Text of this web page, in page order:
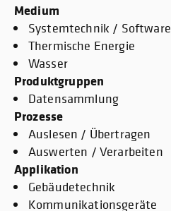
Medium
Systemtechnik / Software
Thermische Energie
Wasser
Produktgruppen
Datensammlung
Prozesse
Auslesen / Übertragen
Auswerten / Verarbeiten
Applikation
Gebäudetechnik
Kommunikationsgeräte